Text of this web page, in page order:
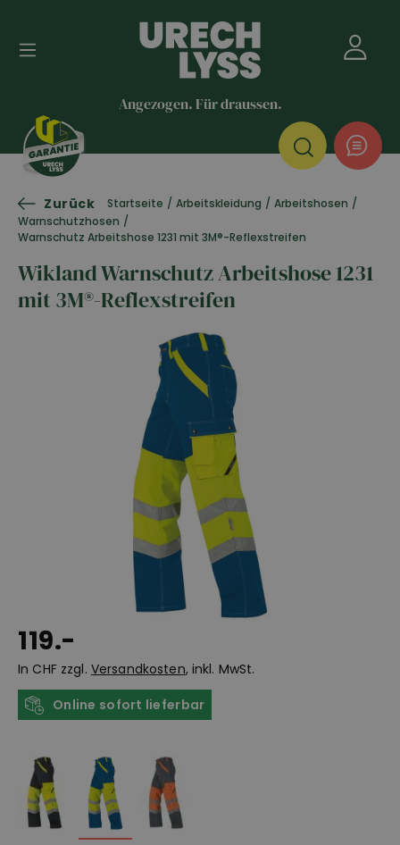
Angezogen. Für draussen.
Zurück Startseite / Arbeitskleidung / Arbeitshosen /
Warnschutzhosen /
Warnschutz Arbeitshose 1231 mit 3M®-Reflexstreifen
Wikland Warnschutz Arbeitshose 1231
mit 3M®-Reflexstreifen
119.-
In CHF zzgl. Versandkosten, inkl. MwSt.
Online sofort lieferbar